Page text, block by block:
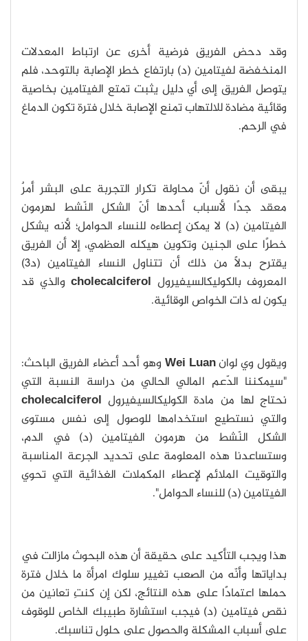
وقد دحض الفريق فرضية أخرى عن ارتباط المعدلات
المنخفضة لفيتامين (د) بارتفاع خطر الإصابة بالتوحد، فلم
يتوصل الفريق إلى أي دليل يثبت تمتع الفيتامين بخاصية
وقائية مضادة للالتهاب تمنع الإصابة خلال فترة تكون الدماغ
في الرحم.
يبقى أن نقول أنّ محاولة تكرار التجربة على البشر أمرٌ
معقد جدًا لأسباب أحدها أنّ الشكل النّشط لهرمون
الفيتامين (د) لا يمكن إعطاءه للنساء الحوامل؛ لأنه يشكل
خطرًا على الجنين وتكوين هيكله العظمي، إلا أن الفريق
يقترح بدلًا من ذلك أن تتناول النساء الفيتامين (د3)
المعروف بالكوليكالسيفيرول cholecalciferol والذي قد
يكون له ذات الخواص الوقائية.
ويقول وي لوانWei Luan
وهو أحد أعضاء الفريق الباحث:
"سيمكننا الدّعم المالي الحالي من دراسة النسبة التي
نحتاج لها من مادة الكوليكالسيفيرول cholecalciferol
والتي نستطيع استخدامها للوصول إلى نفس مستوى
الشكل النّشط من هرمون الفيتامين (د) في الدم،
وستساعدنا هذه المعلومة على تحديد الجرعة المناسبة
والتوقيت الملائم لإعطاء المكملات الغذائية التي تحوي
الفيتامين (د) للنساء الحوامل".
هذا ويجب التأكيد على حقيقة أن هذه البحوث مازالت في
بداياتها وأنّه من الصعب تغيير سلوك امرأة ما خلال فترة
حملها اعتمادًا على هذه النتائج، لكن إن كنتِ تعانين من
نقص فيتامين (د) فيجب استشارة طبيبك الخاص للوقوف
على أسباب المشكلة والحصول على حلول تناسبك.